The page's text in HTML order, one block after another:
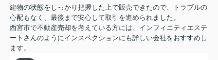
建物の状態をしっかり把握した上で販売できたので、トラブルの
心配もなく、最後まで安心して取引を進められました。
西宮市で不動産売却を考えている方には、インフィニティエステ
ートさんのようにインスペクションにも詳しい会社をおすすめし
ます。